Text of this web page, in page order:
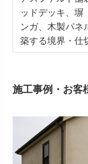
ッドデッキ、塀
ンガ、木製パネ
築する境界・仕
施工事例・お客